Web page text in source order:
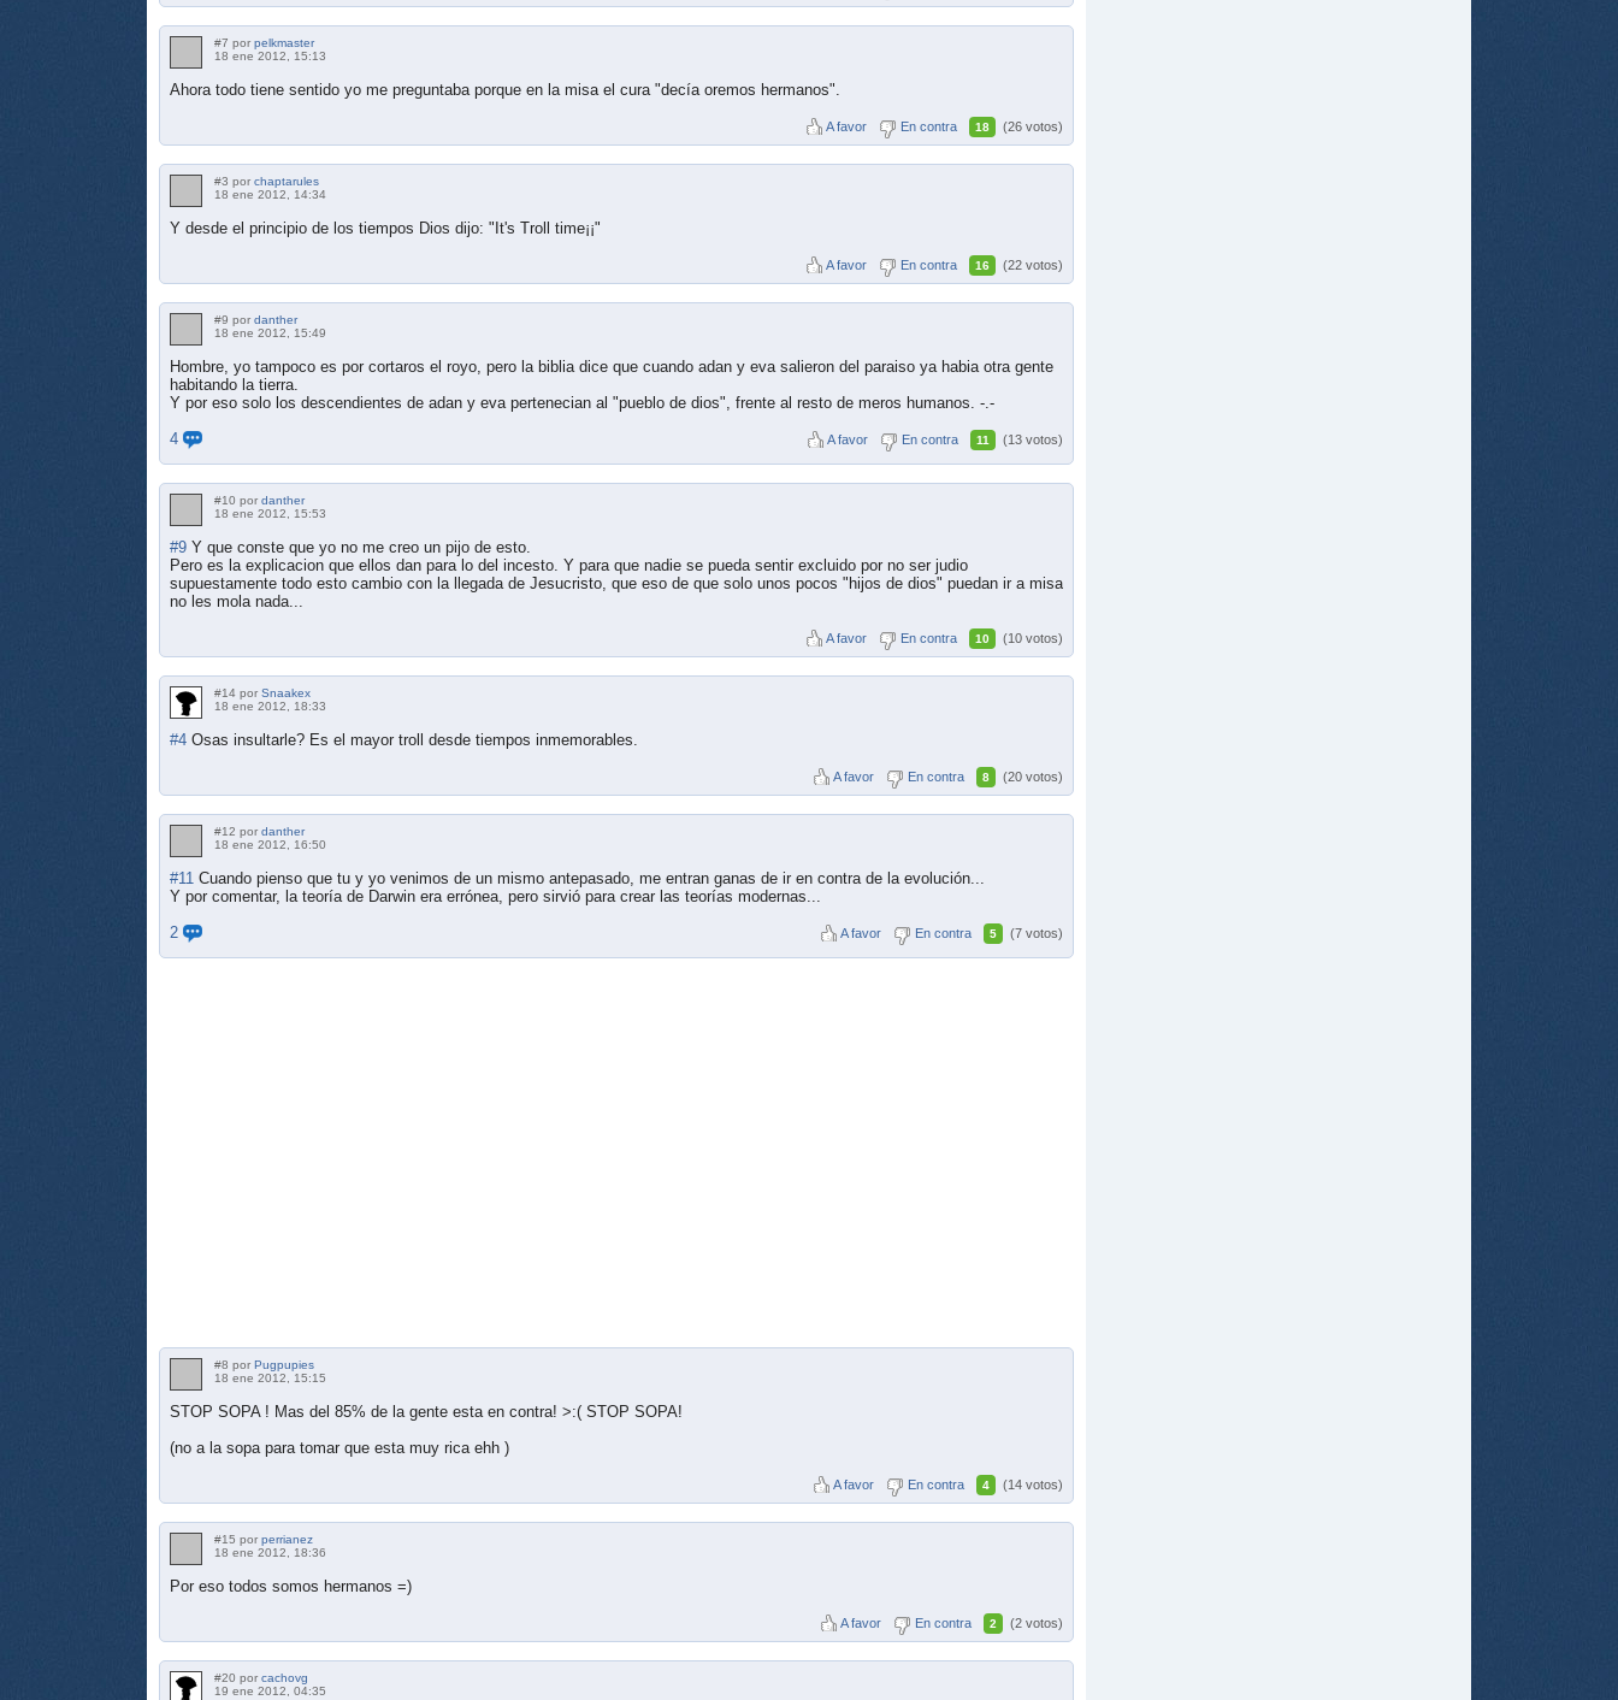
#7 por pelkmaster
18 ene 2012, 15:13
Ahora todo tiene sentido yo me preguntaba porque en la misa el cura "decía oremos hermanos".
A favor En contra 18 (26 votos)
#3 por chaptarules
18 ene 2012, 14:34
Y desde el principio de los tiempos Dios dijo: "It's Troll time¡¡"
A favor En contra 16 (22 votos)
#9 por danther
18 ene 2012, 15:49
Hombre, yo tampoco es por cortaros el royo, pero la biblia dice que cuando adan y eva salieron del paraiso ya habia otra gente
habitando la tierra.
Y por eso solo los descendientes de adan y eva pertenecian al "pueblo de dios", frente al resto de meros humanos. -.-
4
A favor En contra 11 (13 votos)
#10 por danther
18 ene 2012, 15:53
#9 Y que conste que yo no me creo un pijo de esto.
Pero es la explicacion que ellos dan para lo del incesto. Y para que nadie se pueda sentir excluido por no ser judio
supuestamente todo esto cambio con la llegada de Jesucristo, que eso de que solo unos pocos "hijos de dios" puedan ir a misa
no les mola nada...
A favor En contra 10 (10 votos)
#14 por Snaakex
18 ene 2012, 18:33
#4 Osas insultarle? Es el mayor troll desde tiempos inmemorables.
A favor En contra 8 (20 votos)
#12 por danther
18 ene 2012, 16:50
#11 Cuando pienso que tu y yo venimos de un mismo antepasado, me entran ganas de ir en contra de la evolución...
Y por comentar, la teoría de Darwin era errónea, pero sirvió para crear las teorías modernas...
2
A favor En contra 5 (7 votos)
#8 por Pugpupies
18 ene 2012, 15:15
STOP SOPA ! Mas del 85% de la gente esta en contra! >:( STOP SOPA!
(no a la sopa para tomar que esta muy rica ehh )
A favor En contra 4 (14 votos)
#15 por perrianez
18 ene 2012, 18:36
Por eso todos somos hermanos =)
A favor En contra 2 (2 votos)
#20 por cachovg
19 ene 2012, 04:35